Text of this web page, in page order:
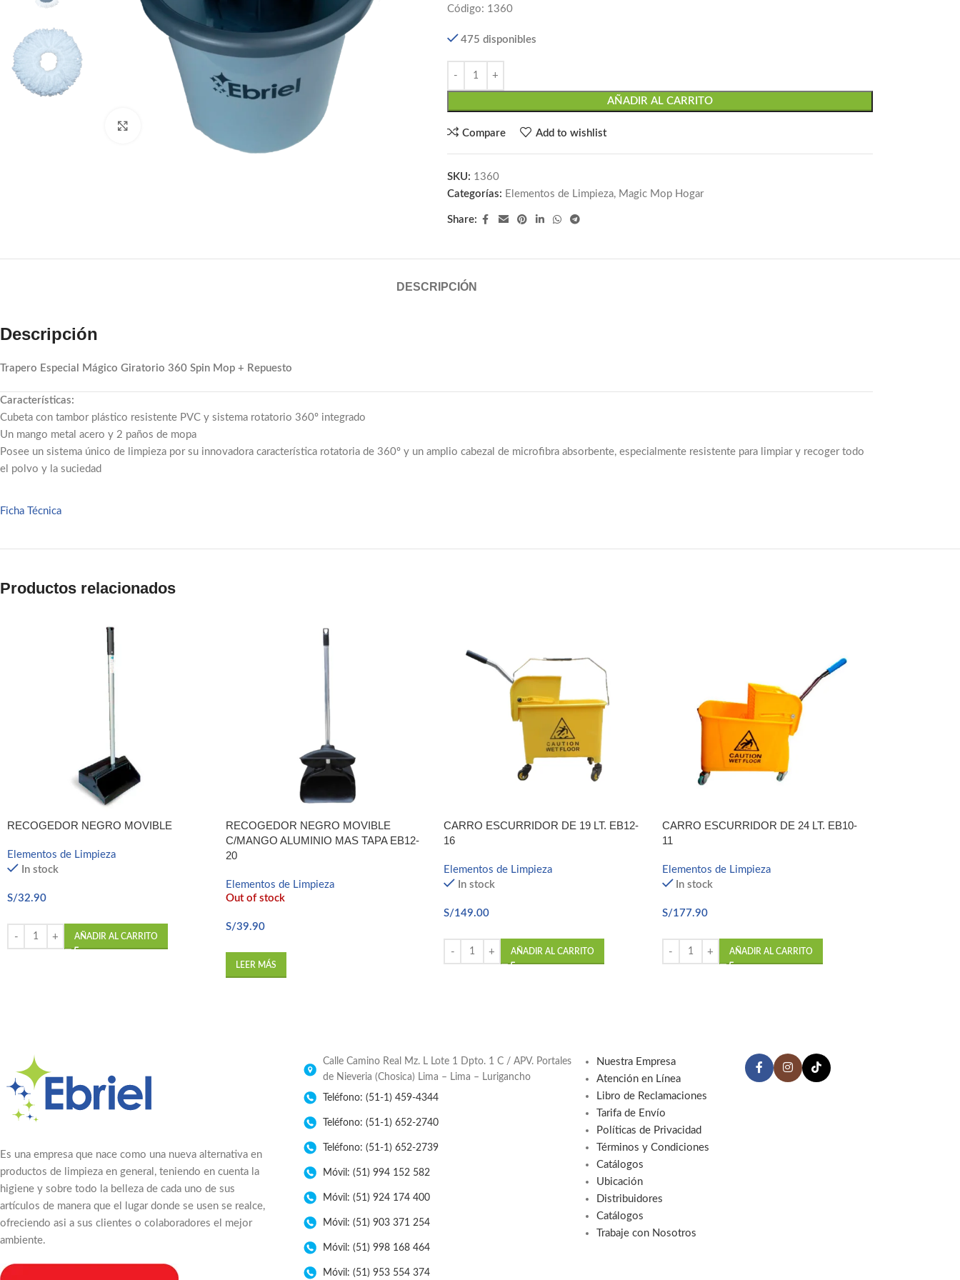
Click to enlarge
Código: 1360
475 disponibles
AÑADIR AL CARRITO
Compare Add to wishlist
SKU: 1360
Categorías: Elementos de Limpieza, Magic Mop Hogar
Share:
DESCRIPCIÓN
Descripción
Trapero Especial Mágico Giratorio 360 Spin Mop + Repuesto
Características:
Cubeta con tambor plástico resistente PVC y sistema rotatorio 360º integrado
Un mango metal acero y 2 paños de mopa
Posee un sistema único de limpieza por su innovadora característica rotatoria de 360º y un amplio cabezal de microfibra absorbente, especialmente resistente para limpiar y recoger todo
el polvo y la suciedad
Ficha Técnica
Productos relacionados
RECOGEDOR NEGRO MOVIBLE
Elementos de Limpieza
In stock
S/32.90
AÑADIR AL CARRITO
RECOGEDOR NEGRO MOVIBLE
C/MANGO ALUMINIO MAS TAPA EB12-
20
Elementos de Limpieza
Out of stock
S/39.90
LEER MÁS
CARRO ESCURRIDOR DE 19 LT. EB12-
16
Elementos de Limpieza
In stock
S/149.00
AÑADIR AL CARRITO
CARRO ESCURRIDOR DE 24 LT. EB10-
11
Elementos de Limpieza
In stock
S/177.90
AÑADIR AL CARRITO
Es una empresa que nace como una nueva alternativa en
productos de limpieza en general, teniendo en cuenta la
higiene y sobre todo la belleza de cada uno de sus
artículos de manera que el lugar donde se usen se realce,
ofreciendo asi a sus clientes o colaboradores el mejor
ambiente.
Calle Camino Real Mz. L Lote 1 Dpto. 1 C / APV. Portales
de Nieveria (Chosica) Lima – Lima – Lurigancho
Teléfono: (51-1) 459-4344
Teléfono: (51-1) 652-2740
Teléfono: (51-1) 652-2739
Móvil: (51) 994 152 582
Móvil: (51) 924 174 400
Móvil: (51) 903 371 254
Móvil: (51) 998 168 464
Móvil: (51) 953 554 374
Nuestra Empresa
Atención en Línea
Libro de Reclamaciones
Tarifa de Envío
Políticas de Privacidad
Términos y Condiciones
Catálogos
Ubicación
Distribuidores
Catálogos
Trabaje con Nosotros
Email